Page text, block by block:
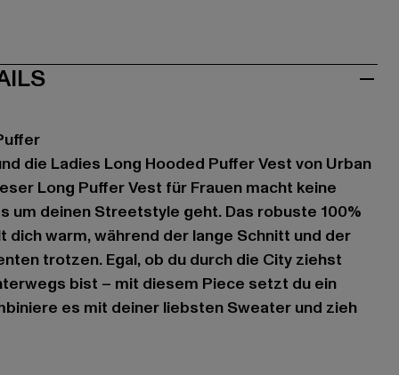
die Ladies Long Hooded Puffer Vest von Urban
Long Puffer Vest für Frauen macht keine
um deinen Streetstyle geht. Das robuste 100%
dich warm, während der lange Schnitt und der
trotzen. Egal, ob du durch die City ziehst
bist – mit diesem Piece setzt du ein
es mit deiner liebsten Sweater und zieh